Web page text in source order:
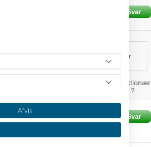
Svar
mod den ansatte end at fyrer
han er ansat hos dig, er det som funktionær,
konkurancesklausuler i denne kontrakt ?
Svar
Afvis